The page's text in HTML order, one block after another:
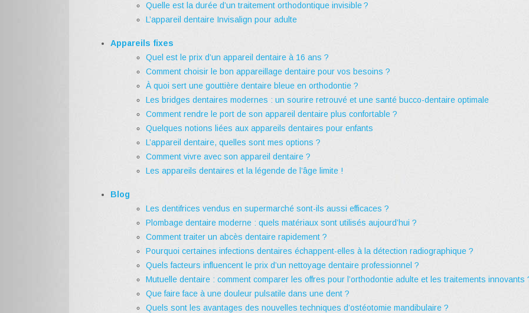
Quelle est la durée d’un traitement orthodontique invisible ?
L’appareil dentaire Invisalign pour adulte
Appareils fixes
Quel est le prix d’un appareil dentaire à 16 ans ?
Comment choisir le bon appareillage dentaire pour vos besoins ?
À quoi sert une gouttière dentaire bleue en orthodontie ?
Les bridges dentaires modernes : un sourire retrouvé et une santé bucco-dentaire optimale
Comment rendre le port de son appareil dentaire plus confortable ?
Quelques notions liées aux appareils dentaires pour enfants
L’appareil dentaire, quelles sont mes options ?
Comment vivre avec son appareil dentaire ?
Les appareils dentaires et la légende de l’âge limite !
Blog
Les dentifrices vendus en supermarché sont-ils aussi efficaces ?
Plombage dentaire moderne : quels matériaux sont utilisés aujourd’hui ?
Comment traiter un abcès dentaire rapidement ?
Pourquoi certaines infections dentaires échappent-elles à la détection radiographique ?
Quels facteurs influencent le prix d’un nettoyage dentaire professionnel ?
Mutuelle dentaire : comment comparer les offres pour l’orthodontie adulte et les traitements innovants
Que faire face à une douleur pulsatile dans une dent ?
Quels sont les avantages des nouvelles techniques d’ostéotomie mandibulaire ?